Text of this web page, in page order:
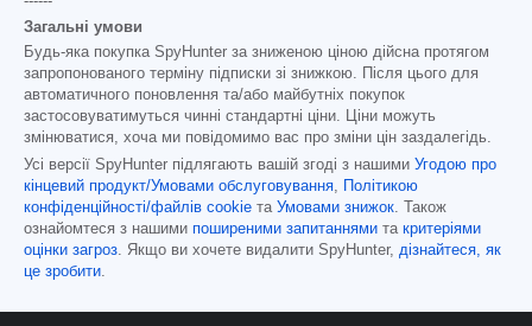
Загальні умови
Будь-яка покупка SpyHunter за зниженою ціною дійсна протягом
запропонованого терміну підписки зі знижкою. Після цього для
автоматичного поновлення та/або майбутніх покупок
застосовуватимуться чинні стандартні ціни. Ціни можуть
змінюватися, хоча ми повідомимо вас про зміни цін заздалегідь.
Усі версії SpyHunter підлягають вашій згоді з нашими Угодою про
кінцевий продукт/Умовами обслуговування
Політикою
конфіденційності/файлів cookie та Умовами знижок . Також
ознайомтеся з нашими поширеними запитаннями та критеріями
оцінки загроз . Якщо ви хочете видалити SpyHunter, дізнайтеся, як
це зробити